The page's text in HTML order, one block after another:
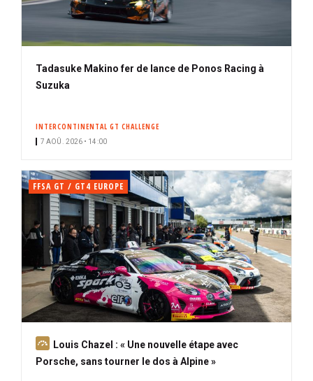
Tadasuke Makino fer de lance de Ponos Racing à
Suzuka
INTERCONTINENTAL GT CHALLENGE
7 AOÛ. 2026 • 14:00
FFSA GT / GT4 EUROPE
A
b
Louis Chazel : « Une nouvelle étape avec
Porsche, sans tourner le dos à Alpine »